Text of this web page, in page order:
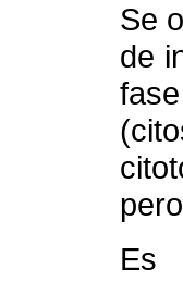
Se
de
Es